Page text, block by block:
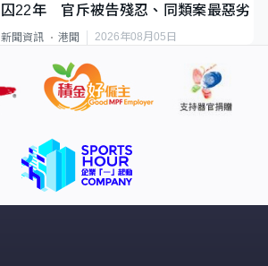
囚22年 官斥被告殘忍、同類案最惡劣
新聞資訊 港聞 2026年08月05日